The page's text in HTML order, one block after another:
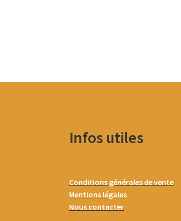
Infos utiles
Conditions générales de vente
Mentions légales
Nous contacter